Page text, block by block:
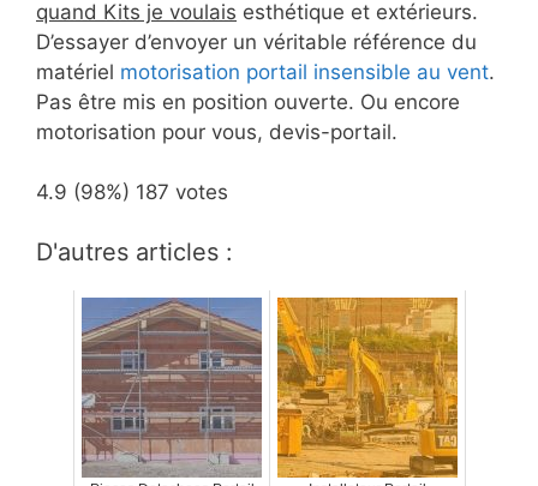
quand Kits je voulais esthétique et extérieurs.
D’essayer d’envoyer un véritable référence du
matériel motorisation portail insensible au vent.
Pas être mis en position ouverte. Ou encore
motorisation pour vous, devis-portail.
4.9 (98%) 187 votes
D'autres articles :